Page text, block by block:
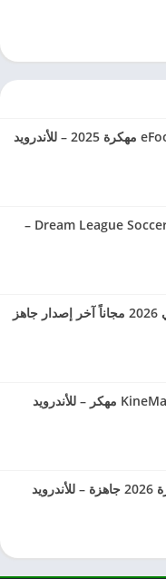
تحميل بيس eFootball Pes 2025 مهكرة 2025 – للأندرويد
تحميل دريم ليج مهكرة 2026 Dream League Soccer –
تحميل Yacine TV ياسين تيفي 2026 مجاناً آخر إصدار جاهز
تحميل كين ماستر 2026 KineMaster مهكر – للأندرويد
تحميل لعبة 8 Ball Pool مهكرة 2026 جاهزة – للأندرويد